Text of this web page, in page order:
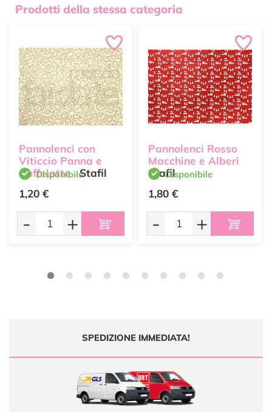
Prodotti della stessa categoria
Pannolenci con
Viticcio Panna e
Caffelatte Stafil
Disponibile
1,20 €
- +
Pannolenci Rosso
Macchine e Alberi
StafilDisponibile
1,80 €
- +
SPEDIZIONE IMMEDIATA!